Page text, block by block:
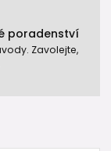
poradenství
Zavolejte,